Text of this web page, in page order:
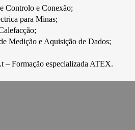
Controlo e Conexão;
para Minas;
Medição e Aquisição de Dados;
– Formação especializada ATEX.